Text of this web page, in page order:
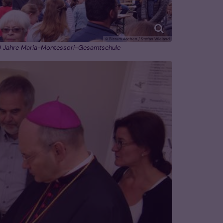
© Bistum Aachen / Stefan Wieland
Jahre Maria-Montessori-Gesamtschule